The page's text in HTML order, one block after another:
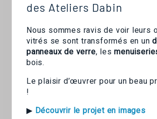
des Ateliers Dabin
Nous sommes ravis de voir leurs
vitrés se sont transformés en un
panneaux de verre, les
bois.
Le plaisir d’œuvrer pour un beau
!
▶ Découvrir le projet en images